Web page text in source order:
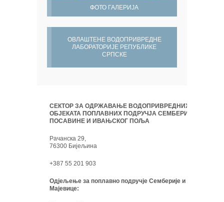
ФОТО ГАЛЕРИЈА
ОВЛАШТЕНЕ ВОДОПРИВРЕДНЕ
ЛАБОРАТОРИЈЕ РЕПУБЛИКЕ
СРПСКЕ
СЕКТОР ЗА ОДРЖАВАЊЕ ВОДОПРИВРЕДНИХ
ОБЈЕКАТА ПОПЛАВНИХ ПОДРУЧЈА СЕМБЕРИЈЕ,
ПОСАВИНЕ И ИВАЊСКОГ ПОЉА
Рачанска 29,
76300 Бијељина
+387 55 201 903
Одјељење за поплавно подручје Семберије и
Мајевице: